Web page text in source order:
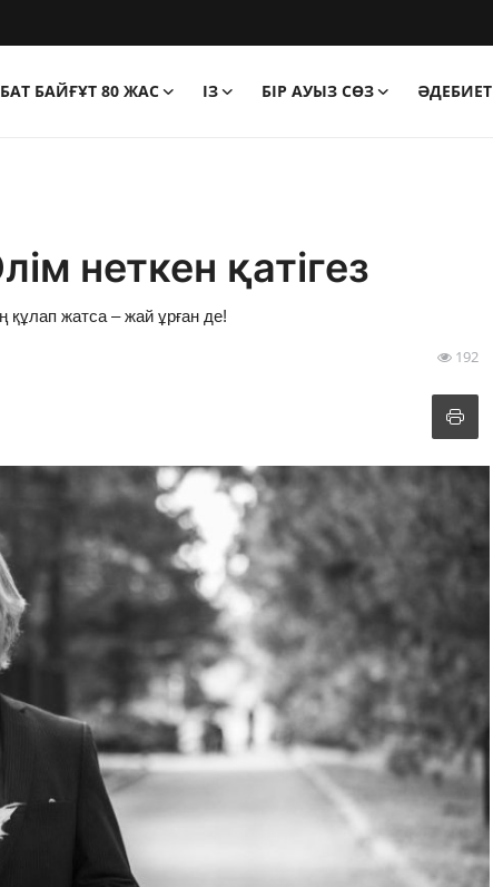
БАЙҒҰТ 80 ЖАС ІЗ БІР АУЫЗ СӨЗ ӘДЕБИЕТ
неткен қатігез
жатса – жай ұрған де!
192